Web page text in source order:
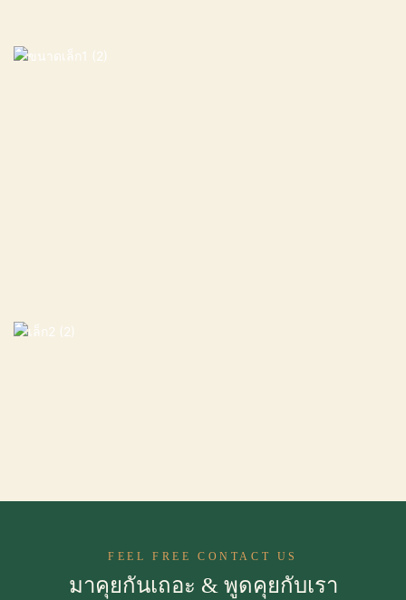
FEEL FREE CONTACT US
มาคุยกันเถอะ & พูดคุยกับเรา